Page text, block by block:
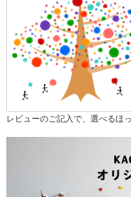
レビューのご記入で、選べるほ